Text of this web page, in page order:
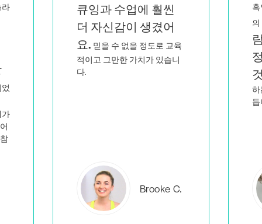
흑인이자 퀴어 여성인 쌍둥이
의 엄마로서 저와 닮은 사
람들이 지적이고 열
정적으로 가르치는
것을 보면
B.